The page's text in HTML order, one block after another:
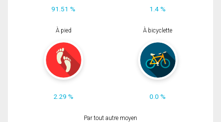
91.51 % 1.4 %
À pied
2.29 %
À bicyclette
0.0 %
Par tout autre moyen